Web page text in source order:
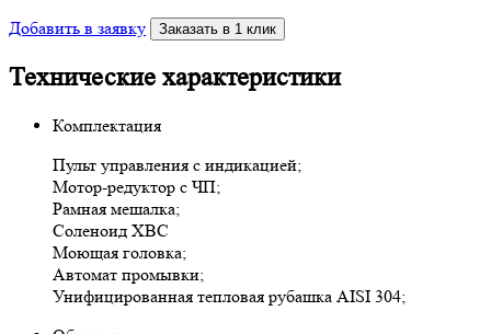
Добавить в заявку
Заказать в 1 клик
Технические характеристики
Комплектация
Пульт управления с индикацией;
Мотор-редуктор с ЧП;
Рамная мешалка;
Соленоид ХВС
Моющая головка;
Автомат промывки;
Унифицированная тепловая рубашка AISI 304;